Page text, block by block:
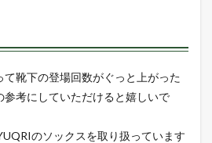
靴下の登場回数がぐっと上がった
参考にしていただけると嬉しいで
のソックスを取り扱っています